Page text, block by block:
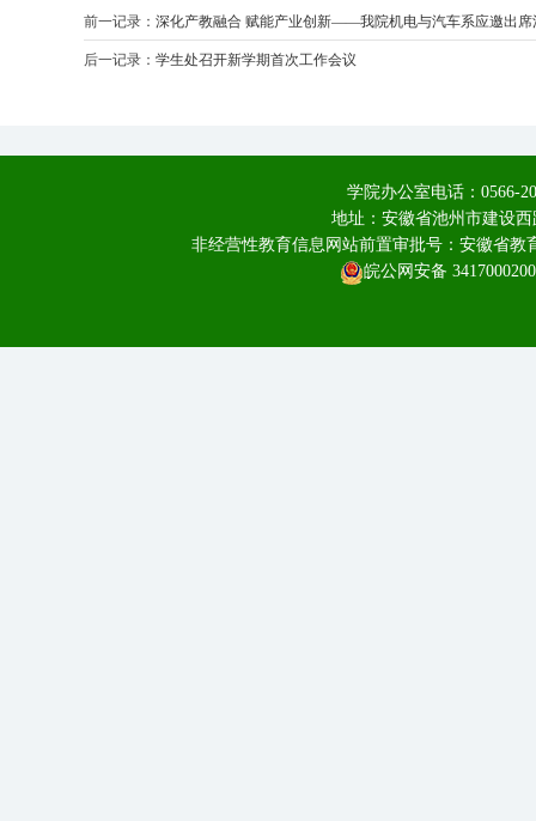
前一记录： 深化产教融合 赋能产业创新——我院机电与汽车系应邀出席
后一记录： 学生处召开新学期首次工作会议
学院办公室电话：0566-
地址：安徽省池州市建设
非经营性教育信息网站前置审批号：安徽省
皖公网安备